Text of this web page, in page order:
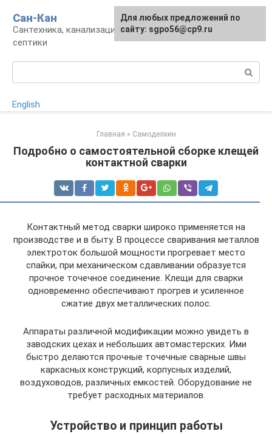
контенту
Сан-Кан
Сантехника, канализация, водопровод,
септики
English
Главная » Самоделкин
Подробно о самостоятельной сборке клещей
контактной сварки
Контактный метод сварки широко применяется на
производстве и в быту. В процессе сваривания металлов
электроток большой мощности прогревает место
спайки, при механическом сдавливании образуется
прочное точечное соединение. Клещи для сварки
одновременно обеспечивают прогрев и усиленное
сжатие двух металлических полос.
Аппараты различной модификации можно увидеть в
заводских цехах и небольших автомастерских. Ими
быстро делаются прочные точечные сварные швы
каркасных конструкций, корпусных изделий,
воздуховодов, различных емкостей. Оборудование не
требует расходных материалов.
Устройство и принцип работы
Для любых предложений по
сайту: sgpo56@cp9.ru